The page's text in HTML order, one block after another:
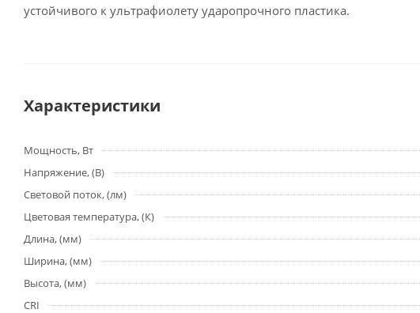
устойчивого к ультрафиолету ударопрочного пластика.
Характеристики
Мощность, Вт
Напряжение, (В)
Световой поток, (лм)
Цветовая температура, (К)
Длина, (мм)
Ширина, (мм)
Высота, (мм)
CRI